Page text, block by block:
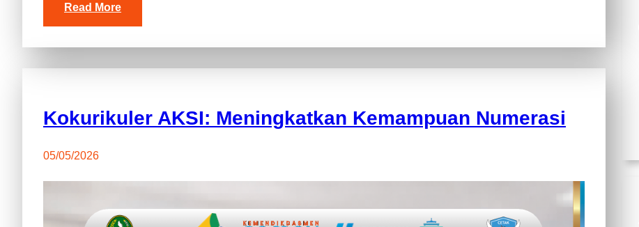
Read More
Kokurikuler AKSI: Meningkatkan Kemampuan Numerasi
05/05/2026